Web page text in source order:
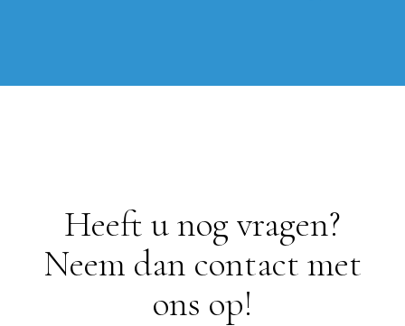
Heeft u nog vragen?
Neem dan contact met
ons op!